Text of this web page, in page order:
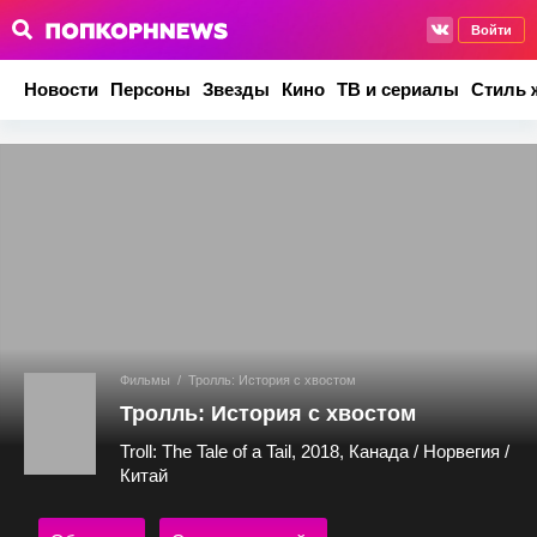
Войти
Новости Персоны Звезды Кино ТВ и сериалы Стиль
Фильмы / Тролль: История с хвостом
Тролль: История с хвостом
Troll: The Tale of a Tail, 2018, Канада / Норвегия /
Китай